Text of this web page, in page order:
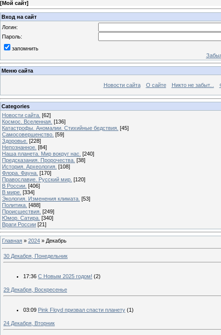
[Мой сайт]
Вход на сайт
Логин:
Пароль:
запомнить
Меню сайта
Новости сайта О сайте Никто не забыт...
Categories
Новости сайта. [62]
Космос. Вселенная. [136]
Катастрофы. Аномалии. Стихийные бедствия. [45]
Самосовершенство. [59]
Здоровье. [228]
Непознанное. [84]
Наша планета. Мир вокруг нас. [240]
Предсказания. Пророчества. [38]
История. Археология. [108]
Флора. Фауна. [170]
Православие. Русский мир. [120]
В России. [406]
В мире. [334]
Экология. Изменения климата. [53]
Политика. [488]
Происшествия. [249]
Юмор. Сатира. [340]
Враги России [21]
Главная » 2024 » Декабрь
30 Декабря, Понедельник
17:36 С Новым 2025 годом! (2)
29 Декабря, Воскресенье
03:09 Pink Floyd призвал спасти планету (1)
24 Декабря, Вторник